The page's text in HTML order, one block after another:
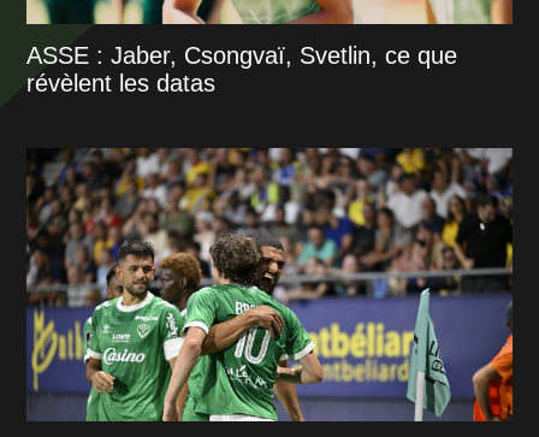
ASSE : Jaber, Csongvaï, Svetlin, ce que
révèlent les datas